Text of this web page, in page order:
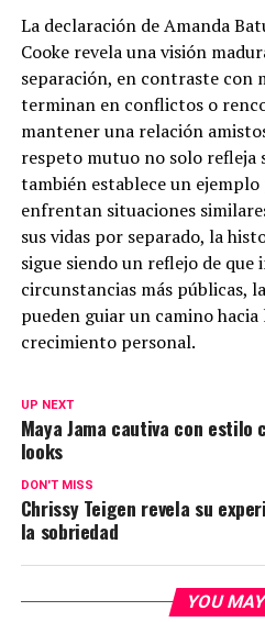
La declaración de Amanda
Cooke revela una visión
separación, en contraste con
terminan en conflictos o
mantener una relación
respeto mutuo no solo refleja
también establece un
enfrentan situaciones
sus vidas por separado, la
sigue siendo un reflejo de que
circunstancias más públicas,
pueden guiar un camino
crecimiento personal.
UP NEXT
Maya Jama cautiva con
looks
DON'T MISS
Chrissy Teigen revela su
la sobriedad
YOU